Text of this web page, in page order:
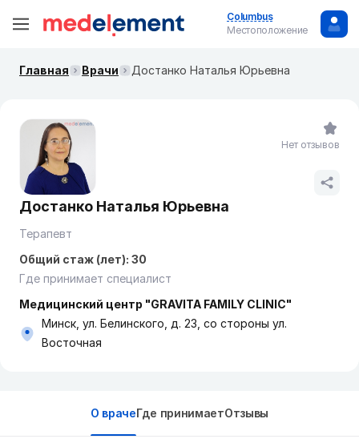
Columbus
Местоположение
Главная Врачи Достанко Наталья Юрьевна
Достанко Наталья Юрьевна
Терапевт
Общий стаж (лет): 30
Где принимает специалист
Медицинский центр "GRAVITA FAMILY CLINIC"
Минск, ул. Белинского, д. 23, со стороны ул.
Восточная
Нет отзывов
О врачеГде принимаетОтзывы